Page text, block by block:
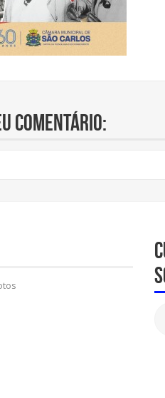
comentário: